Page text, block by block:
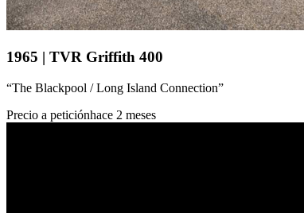
1965 | TVR Griffith 400
“The Blackpool / Long Island Connection”
Precio a peticiónhace 2 meses